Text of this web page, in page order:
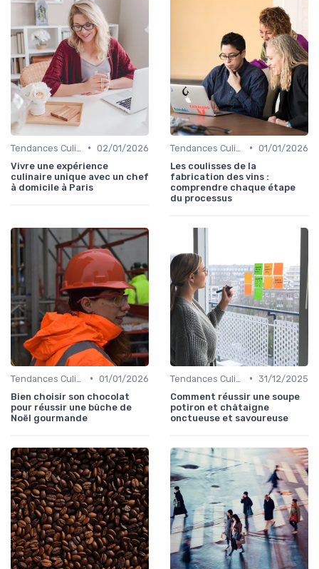
• 02/01/2026
Vivre une expérience
culinaire unique avec un chef
à domicile à Paris
• 01/01/2026
Les coulisses de la
fabrication des vins :
comprendre chaque étape
du processus
• 01/01/2026
Bien choisir son chocolat
pour réussir une bûche de
Noël gourmande
• 31/12/2025
Comment réussir une soupe
potiron et châtaigne
onctueuse et savoureuse